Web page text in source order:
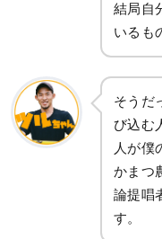
結局自
いるも
そうだ
び込む
人が僕
かまつ
論提唱
す。